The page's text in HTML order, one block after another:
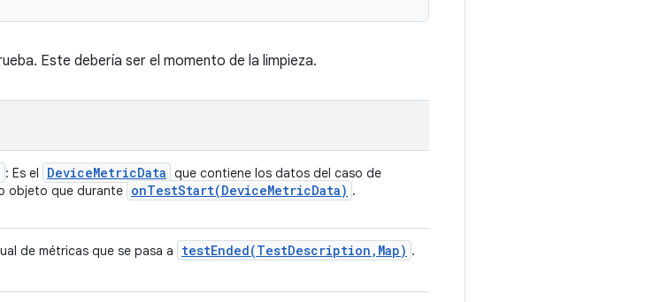
Este debería ser el momento de la limpieza.
: Es el DeviceMetricData que contiene los datos del caso de
objeto que durante onTestStart(DeviceMetricData) .
de métricas que se pasa a testEnded(TestDescription , Map) .